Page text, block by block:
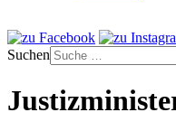
Suchen